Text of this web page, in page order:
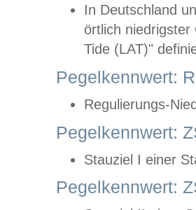
In Deutschland
örtlich
Tide (LAT)"
Pegelkennwert:
Regulierungs-
Pegelkennwert:
Stauziel I einer
Pegelkennwert: